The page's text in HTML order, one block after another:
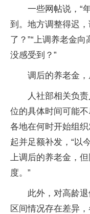
一些网帖说，“
到。地方调整得迟
了？”“上调养老金
没感受到？”
调后的养老金
人社部相关负
位的具体时间可能
各地在何时开始组
起并足额补发，“以
上调后的养老金，
度。”
此外，对高龄
区间情况存在差异